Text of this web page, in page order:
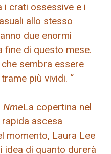
i crati ossessive e i
allo stesso
due enormi
fine di questo mese.
sembra essere
più vividi. “
NmeLa copertina nel
ascesa
momento, Laura Lee
idea di quanto durerà